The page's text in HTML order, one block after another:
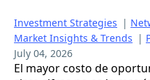
Investment Strategies |
Market Insights & Trends |
July 04, 2026
El mayor costo de